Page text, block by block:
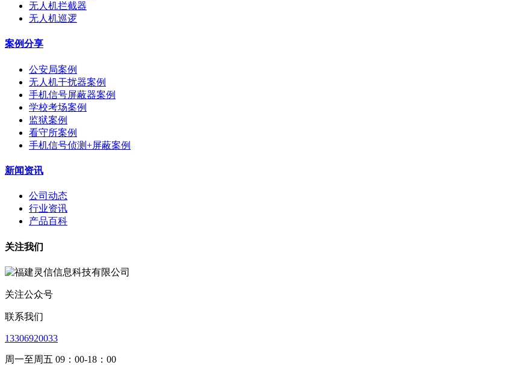
无人机拦截器
无人机巡逻
案例分享
公安局案例
无人机干扰器案例
手机信号屏蔽器案例
学校考场案例
监狱案例
看守所案例
手机信号侦测+屏蔽案例
新闻资讯
公司动态
行业资讯
产品百科
关注我们
关注公众号
联系我们
13306920033
周一至周五 09：00-18：00